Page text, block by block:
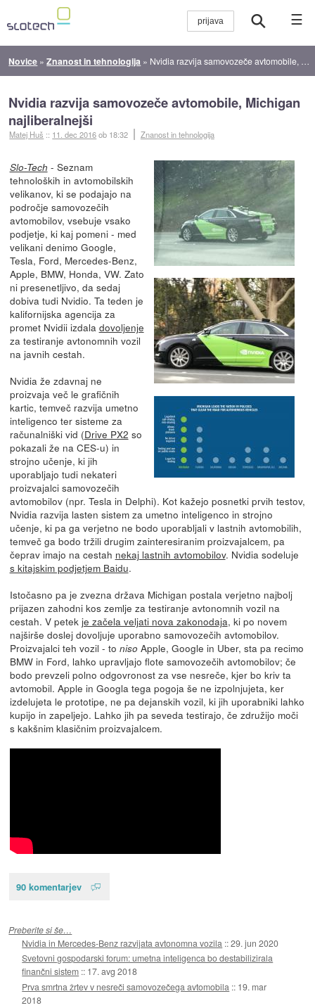
☰
Novice »Znanost in tehnologija » Nvidia razvija samovozeče avtomobile, Michigan najliberalnejši
Nvidia razvija samovozeče avtomobile, Michigan
najliberalnejši
Matej Huš :: 11. dec 2016ob 18:32 Znanost in tehnologija
Slo-Tech - Seznam
tehnoloških in avtomobilskih
velikanov, ki se podajajo na
področje samovozečih
avtomobilov, vsebuje vsako
podjetje, ki kaj pomeni - med
velikani denimo Google,
Tesla, Ford, Mercedes-Benz,
Apple, BMW, Honda, VW. Zato
ni presenetljivo, da sedaj
dobiva tudi Nvidio. Ta teden je
kalifornijska agencija za
promet Nvidii izdala dovoljenje
za testiranje avtonomnih vozil
na javnih cestah.
Nvidia že zdavnaj ne
proizvaja več le grafičnih
kartic, temveč razvija umetno
inteligenco ter sisteme za
računalniški vid (Drive PX2 so
pokazali že na CES-u) in
strojno učenje, ki jih
uporabljajo tudi nekateri
proizvajalci samovozečih
avtomobilov (npr. Tesla in Delphi). Kot kažejo posnetki prvih testov,
Nvidia razvija lasten sistem za umetno inteligenco in strojno
učenje, ki pa ga verjetno ne bodo uporabljali v lastnih avtomobilih,
temveč ga bodo tržili drugim zainteresiranim proizvajalcem, pa
čeprav imajo na cestah nekaj lastnih avtomobilov. Nvidia sodeluje
s kitajskim podjetjem Baidu.
Istočasno pa je zvezna država Michigan postala verjetno najbolj
prijazen zahodni kos zemlje za testiranje avtonomnih vozil na
cestah. V petek je začela veljati nova zakonodaja, ki po novem
najširše doslej dovoljuje uporabno samovozečih avtomobilov.
Proizvajalci teh vozil - to niso Apple, Google in Uber, sta pa recimo
BMW in Ford, lahko upravljajo flote samovozečih avtomobilov; če
bodo prevzeli polno odgovronost za vse nesreče, kjer bo kriv ta
avtomobil. Apple in Googla tega pogoja še ne izpolnjujeta, ker
izdelujeta le prototipe, ne pa dejanskih vozil, ki jih uporabniki lahko
kupijo in zapeljejo. Lahko jih pa seveda testirajo, če združijo moči
s kakšnim klasičnim proizvajalcem.
90 komentarjev
Preberite si še…
Nvidia in Mercedes-Benz razvijata avtonomna vozila ::29. jun 2020
Svetovni gospodarski forum: umetna inteligenca bo destabilizirala
finančni sistem :: 17. avg 2018
Prva smrtna žrtev v nesreči samovozečega avtomobila :: 19. mar
2018